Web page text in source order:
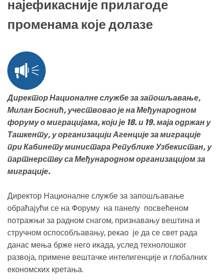
најефикасније прилагоде
променама које долазе
Директор Националне службе за запошљавање,
Милан Боснић, учествовао је на Међународном
форуму о миграцијама, који је 18. и 19. маја одржан у
Ташкенту, у организацији Агенције за миграције
при Кабинету министара Републике Узбекистан, у
партнерству са Међународном организацијом за
миграције.
Директор Националне службе за запошљавање
обраћајући се на Форуму на панелу посвећеном
потражњи за радном снагом, признавању вештина и
стручном оспособљавању, рекао је да се свет рада
данас мења брже него икада, услед технолошког
развоја, примене вештачке интелигенције и глобалних
економских кретања.